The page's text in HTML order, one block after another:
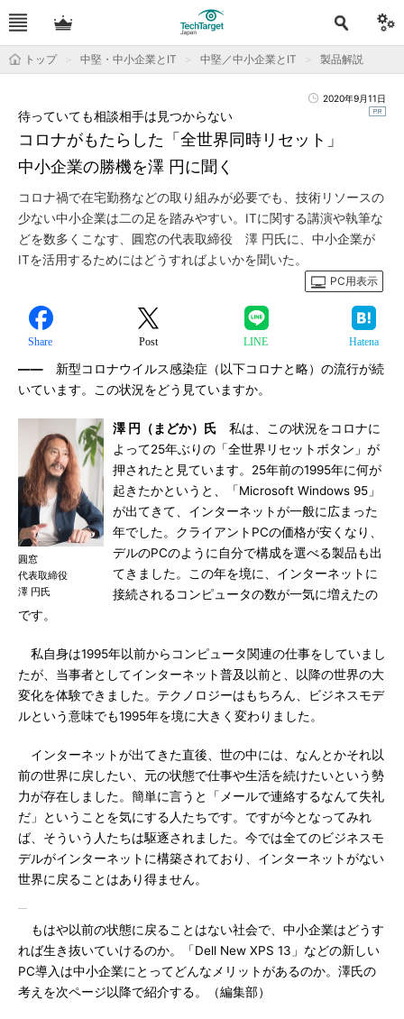
トップ 中堅・中小企業とIT 中堅／中小企業とIT 製品解説
2020年9月11日
コロナがもたらした「全世界同時リセット」
中小企業の勝機を澤 円に聞く
待っていても相談相手は見つからない
コロナ禍で在宅勤務などの取り組みが必要でも、技術リソースの
少ない中小企業は二の足を踏みやすい。ITに関する講演や執筆な
どを数多くこなす、圓窓の代表取締役 澤 円氏に、中小企業が
ITを活用するためにはどうすればよいかを聞いた。
PC用表示
Share Post LINE Hatena
―― 新型コロナウイルス感染症（以下コロナと略）の流行が続
いています。この状況をどう見ていますか。
圓窓
代表取締役
澤 円氏
澤 円（まどか）氏 私は、この状況をコロナに
よって25年ぶりの「全世界リセットボタン」が
押されたと見ています。25年前の1995年に何が
起きたかというと、「Microsoft Windows 95」
が出てきて、インターネットが一般に広まった
年でした。クライアントPCの価格が安くなり、
デルのPCのように自分で構成を選べる製品も出
てきました。この年を境に、インターネットに
接続されるコンピュータの数が一気に増えたの
です。
私自身は1995年以前からコンピュータ関連の仕事をしていまし
たが、当事者としてインターネット普及以前と、以降の世界の大
変化を体験できました。テクノロジーはもちろん、ビジネスモデ
ルという意味でも1995年を境に大きく変わりました。
インターネットが出てきた直後、世の中には、なんとかそれ以
前の世界に戻したい、元の状態で仕事や生活を続けたいという勢
力が存在しました。簡単に言うと「メールで連絡するなんて失礼
だ」ということを気にする人たちです。ですが今となってみれ
ば、そういう人たちは駆逐されました。今では全てのビジネスモ
デルがインターネットに構築されており、インターネットがない
世界に戻ることはあり得ません。
もはや以前の状態に戻ることはない社会で、中小企業はどうす
れば生き抜いていけるのか。「Dell New XPS 13」などの新しい
PC導入は中小企業にとってどんなメリットがあるのか。澤氏の
考えを次ページ以降で紹介する。（編集部）